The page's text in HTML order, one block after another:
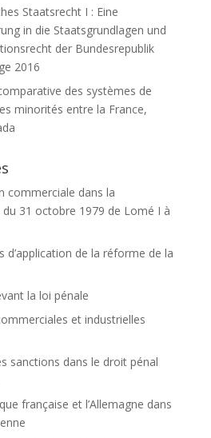
Staatsrecht I : Eine
in die Staatsgrundlagen und
der Bundesrepublik
2016
des systèmes de
minorités entre la France,
commerciale dans la
du 31 octobre 1979 de Lomé I à
d’application de la réforme de la
la loi pénale
et industrielles
sanctions dans le droit pénal
française et l’Allemagne dans